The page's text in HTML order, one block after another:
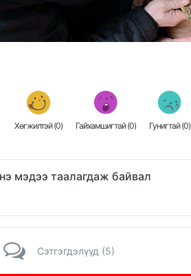
Хөгжилтэй (0) Гайхамшигтай (0) Гунигтай (0)
мэдээ таалагдаж байвал
Сэтгэгдэлүүд (5)